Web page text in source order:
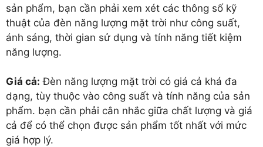
sản phẩm, bạn cần phải xem xét các thông số kỹ
thuật của đèn năng lượng mặt trời như công suất,
ánh sáng, thời gian sử dụng và tính năng tiết kiệm
năng lượng.
Giá cả: Đèn năng lượng mặt trời có giá cả khá đa
dạng, tùy thuộc vào công suất và tính năng của sản
phẩm. bạn cần phải cân nhắc giữa chất lượng và giá
cả để có thể chọn được sản phẩm tốt nhất với mức
giá hợp lý.